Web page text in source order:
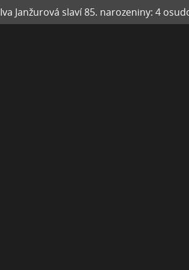
Iva Janžurová slaví 85. narozeniny: 4